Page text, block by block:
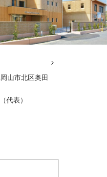
山市北区奥田
代表）